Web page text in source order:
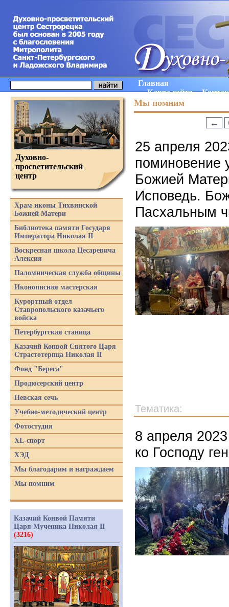
Главная
Карта сайта
Мы помним
←
25 апреля
поминовение
Божией
Исповедь.
Пасхальным
Тематика:
8 апреля
ко Господу
Духовно-
просветительский
центр
Храм иконы Тихвинской
Божией Матери
Библиотека памяти Государя
Императора Николая II
Воскресная школа Цесаревича
Алексия
Паломническая служба общины
Иконописная мастерская
Курортный отдел
Ставропольского казачьего
войска
Петербургская станица
Казачий Конвой Святого Царя
Страстотерпца Николая II
Фонд "Берега"
Продюсерский центр
Невская сечь
Учебно-методический центр
Фотостудия
XL-спорт
ХЭД
Мы благодарим и награждаем
Мы помним
Казачий Конвой Памяти
Царя Мученика Николая II
(3216)